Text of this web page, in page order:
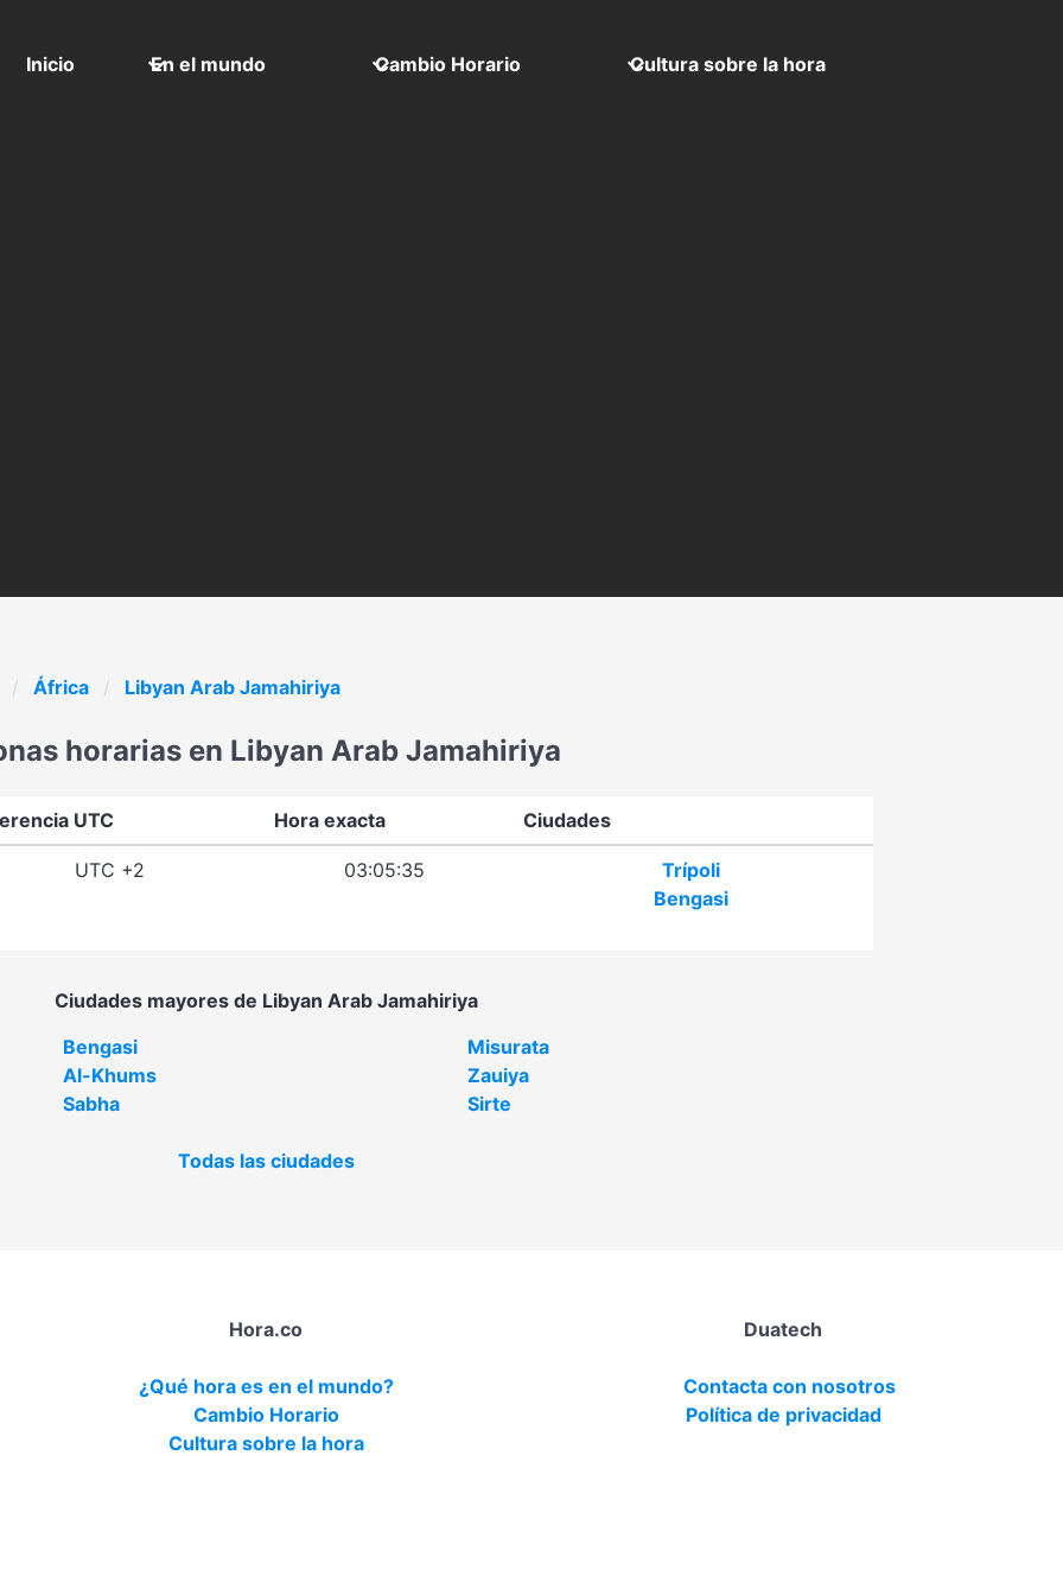
Inicio En el mundo Cambio Horario Cultura sobre la hora
África Libyan Arab Jamahiriya
horarias en Libyan Arab Jamahiriya
UTC Hora exacta Ciudades
UTC +2 03:05:35
Trípoli
Bengasi
Ciudades mayores de Libyan Arab Jamahiriya
Bengasi
Misurata
Al-Khums
Zauiya
Sabha
Sirte
Todas las ciudades
Hora.co
¿Qué hora es en el mundo?
Cambio Horario
Cultura sobre la hora
Duatech
Contacta con nosotros
Política de privacidad